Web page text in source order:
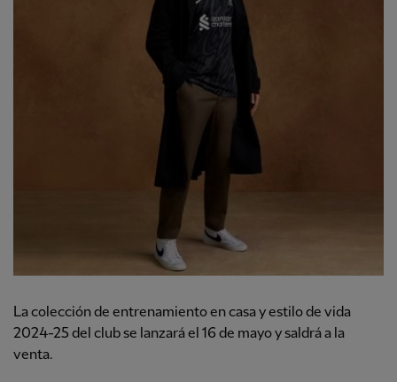
La colección de entrenamiento en casa y estilo de vida
2024-25 del club se lanzará el 16 de mayo y saldrá a la
venta.